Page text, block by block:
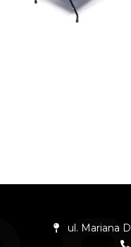
ul. Mariana